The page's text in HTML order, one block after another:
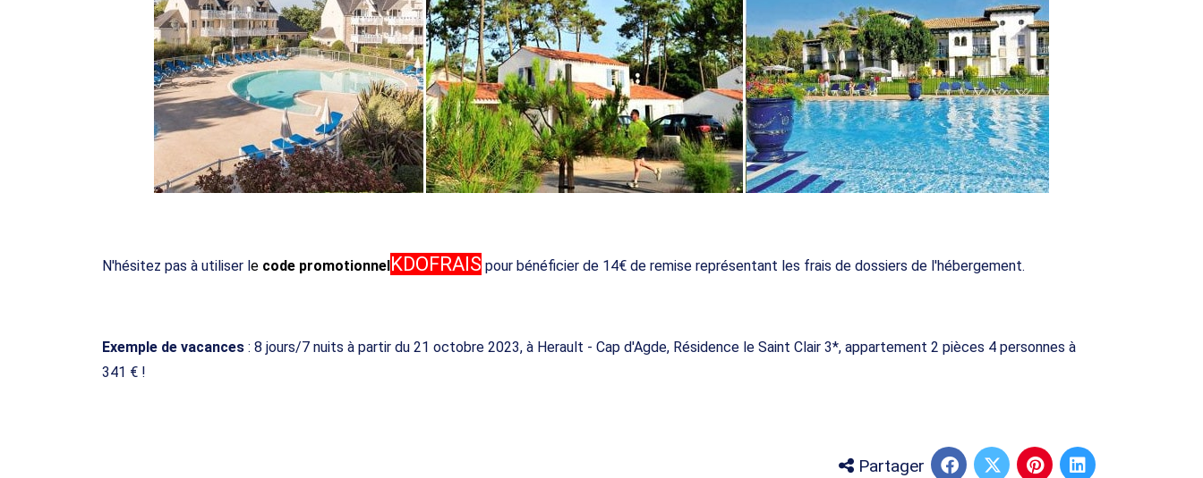
N'hésitez pas à utiliser l e code promotionnel KDOFRAIS pour bénéficier de 14€ de remise représentant les frais de dossiers de l'hébergement.
Exemple de vacances : 8 jours/7 nuits à partir du 21 octobre 2023, à Herault - Cap d'Agde, Résidence le Saint Clair 3*, appartement 2 pièces 4 personnes à
341 € !
Partager